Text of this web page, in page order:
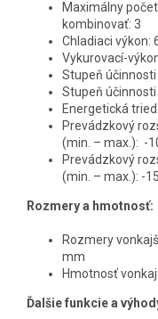
Maximálny
kombinovať: 3
Chladiaci výkon:
Vykurovací-
Stupeň účinnosti
Stupeň účinnosti
Energetická
Prevádzkový
(min. – max.): -
Prevádzkový
(min. – max.): -
Rozmery a hmotnosť:
Rozmery
mm
Hmotnosť
Ďalšie funkcie a